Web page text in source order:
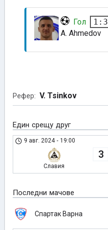
Гол 1:3
A. Ahmedov
Рефер: V. Tsinkov
Един срещу друг
9 авг. 2024 - 19:00
Славия
3
Последни мачове
Спартак Варна